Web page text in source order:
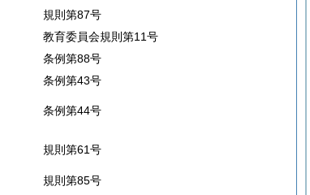
規則第87号
教育委員会規則第11号
条例第88号
条例第43号
条例第44号
規則第61号
規則第85号